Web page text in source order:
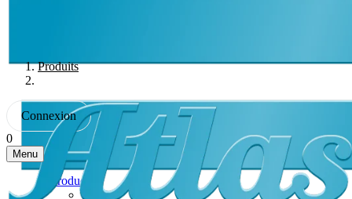
Produits
Connexion
0
Menu
Products